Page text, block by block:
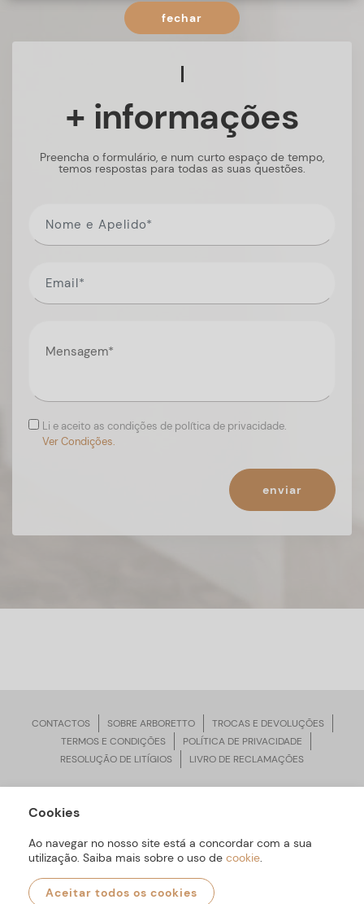
+ informações
Preencha o formulário, e num curto espaço de tempo,
temos respostas para todas as suas questões.
Li e aceito as condições de política de privacidade.
Ver Condições.
enviar
CONTACTOS SOBRE ARBORETTO
TROCAS E DEVOLUÇÕES
TERMOS E CONDIÇÕES
POLÍTICA DE PRIVACIDADE
RESOLUÇÃO DE LITÍGIOS
LIVRO DE RECLAMAÇÕES
ARBORETTO © Todos os Direitos Reservados | Desenvolvido por
Cookies
Ao navegar no nosso site está a concordar com a sua
utilização. Saiba mais sobre o uso de cookie.
Aceitar todos os cookies
fechar